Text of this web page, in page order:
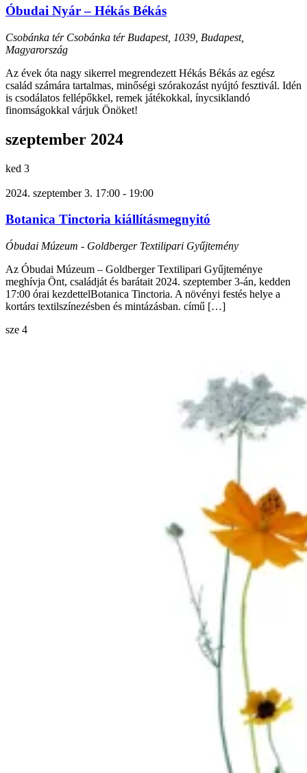
Óbudai Nyár – Hékás Békás
Csobánka tér Csobánka tér Budapest, 1039, Budapest,
Magyarország
Az évek óta nagy sikerrel megrendezett Hékás Békás az egész
család számára tartalmas, minőségi szórakozást nyújtó fesztivál. Idén
is csodálatos fellépőkkel, remek játékokkal, ínycsiklandó
finomságokkal várjuk Önöket!
szeptember 2024
ked 3
2024. szeptember 3. 17:00 - 19:00
Botanica Tinctoria kiállításmegnyitó
Óbudai Múzeum - Goldberger Textilipari Gyűjtemény
Az Óbudai Múzeum – Goldberger Textilipari Gyűjteménye
meghívja Önt, családját és barátait 2024. szeptember 3-án, kedden
17:00 órai kezdettelBotanica Tinctoria. A növényi festés helye a
kortárs textilszínezésben és mintázásban. című […]
sze 4